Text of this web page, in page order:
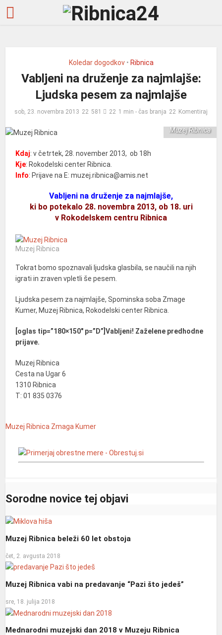
Koledar dogodkov • Ribnica
Vabljeni na druženje za najmlajše:
Ljudska pesem za najmlajše
sob, 23. novembra 2013 581 1 min - čas branja Komentiraj
Muzej Ribnica
Kdaj: v četrtek, 28. november 2013, ob 18h
Kje: Rokodelski center Ribnica.
Info: Prijave na E: muzej.ribnica@amis.net
Vabljeni na druženje za najmlajše,
ki bo potekalo 28. novembra 2013, ob 18. uri
v Rokodelskem centru Ribnica
Muzej Ribnica
Tokrat bomo spoznavali ljudska glasbila, se naučili na njih
igrati in zraven vpletli še pesem.
Ljudska pesem za najmlajše, Spominska soba Zmage
Kumer, Muzej Ribnica, Rokodelski center Ribnica.
[oglas tip=”180×150″ p=”D”]Vabljeni! Zaželene predhodne
prijave.
Muzej Ribnica
Cesta na Ugar 6
1310 Ribnica
T: 01 835 0376
Muzej Ribnica Zmaga Kumer
Sorodne novice tej objavi
Muzej Ribnica beleži 60 let obstoja
čet, 2. avgusta 2018
Muzej Ribnica vabi na predavanje “Pazi što jedeš”
sre, 18. julija 2018
Mednarodni muzejski dan 2018 v Muzeju Ribnica